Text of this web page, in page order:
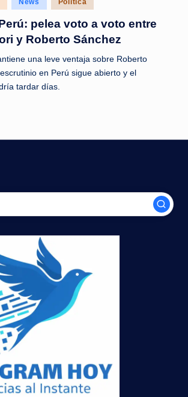
News Política
pelea voto a voto entre
y Roberto Sánchez
una leve ventaja sobre Roberto
en Perú sigue abierto y el
tardar días.